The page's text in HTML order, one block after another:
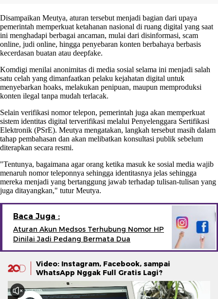
Disampaikan Meutya, aturan tersebut menjadi bagian dari upaya
pemerintah memperkuat ketahanan nasional di ruang digital yang saat
ini menghadapi berbagai ancaman, mulai dari disinformasi, scam
online, judi online, hingga penyebaran konten berbahaya berbasis
kecerdasan buatan atau deepfake.
Komdigi menilai anonimitas di media sosial selama ini menjadi salah
satu celah yang dimanfaatkan pelaku kejahatan digital untuk
menyebarkan hoaks, melakukan penipuan, maupun memproduksi
konten ilegal tanpa mudah terlacak.
Selain verifikasi nomor telepon, pemerintah juga akan memperkuat
sistem identitas digital terverifikasi melalui Penyelenggara Sertifikasi
Elektronik (PSrE). Meutya mengatakan, langkah tersebut masih dalam
tahap pembahasan dan akan melibatkan konsultasi publik sebelum
diterapkan secara resmi.
"Tentunya, bagaimana agar orang ketika masuk ke sosial media wajib
menaruh nomor teleponnya sehingga identitasnya jelas sehingga
mereka menjadi yang bertanggung jawab terhadap tulisan-tulisan yang
juga ditayangkan," tutur Meutya.
Baca Juga :
Aturan Akun Medsos Terhubung Nomor HP
Dinilai Jadi Pedang Bermata Dua
Video: Instagram, Facebook, sampai
WhatsApp Nggak Full Gratis Lagi?